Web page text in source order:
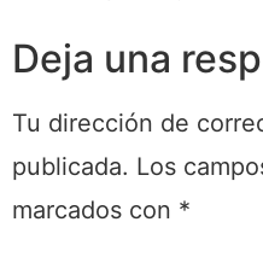
Deja una
Tu dirección de
publicada. Los
marcados con *